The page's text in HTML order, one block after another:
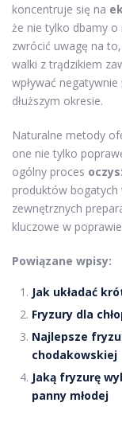
koncentruje się na
że nie tylko dbamy
zwrócić uwagę na
walki z trądzikiem
wpływać
dłuższym okresie.
Naturalne metody
one nie tylko
ogólny proces
produktów
zewnętrznych
kluczowe w
Powiązane wpisy:
Jak układać
Fryzury dla
Najlepsze
chodakowskiej
Jaką fryzurę
panny młodej